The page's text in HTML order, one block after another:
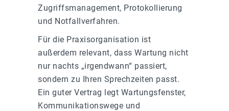
Zugriffsmanagement, Protokollierung
und Notfallverfahren.
Für die Praxisorganisation ist
außerdem relevant, dass Wartung nicht
nur nachts „irgendwann“ passiert,
sondern zu Ihren Sprechzeiten passt.
Ein guter Vertrag legt Wartungsfenster,
Kommunikationswege und